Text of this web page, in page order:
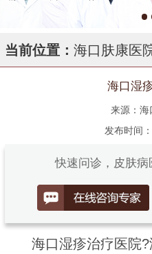
当前位置： 海口肤康医
海口湿
来源：海
发布时间
快速问诊，皮肤
海口湿疹治疗医院